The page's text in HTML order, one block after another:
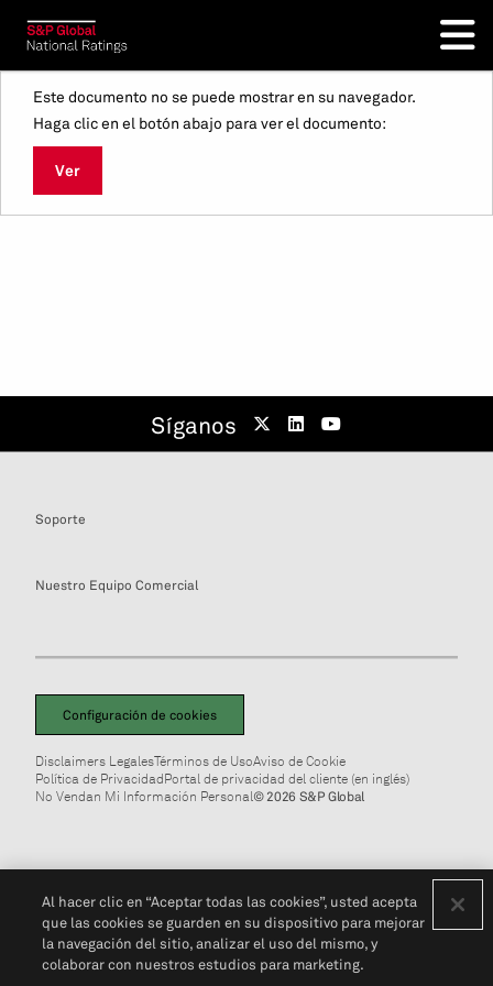
Este documento no se puede mostrar en su navegador.
Haga clic en el botón abajo para ver el documento:
Ver
Síganos
Soporte
Nuestro Equipo Comercial
Configuración de cookies
Disclaimers LegalesTérminos de UsoAviso de Cookie
Política de PrivacidadPortal de privacidad del cliente (en inglés)
No Vendan Mi Información Personal© 2026 S&P Global
Al hacer clic en “Aceptar todas las cookies”, usted acepta
que las cookies se guarden en su dispositivo para mejorar
la navegación del sitio, analizar el uso del mismo, y
colaborar con nuestros estudios para marketing.